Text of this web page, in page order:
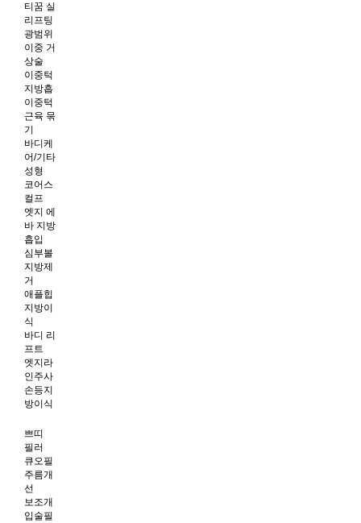
티꿈 실
리프팅
광범위
이중 거
상술
이중턱
지방흡
이중턱
근육 묶
기
바디케
어/기타
성형
코어스
컬프
엣지 에
바 지방
흡입
심부볼
지방제
거
애플힙
지방이
식
바디 리
프트
엣지라
인주사
손등지
방이식
쁘띠
필러
큐오필
주름개
선
보조개
입술필